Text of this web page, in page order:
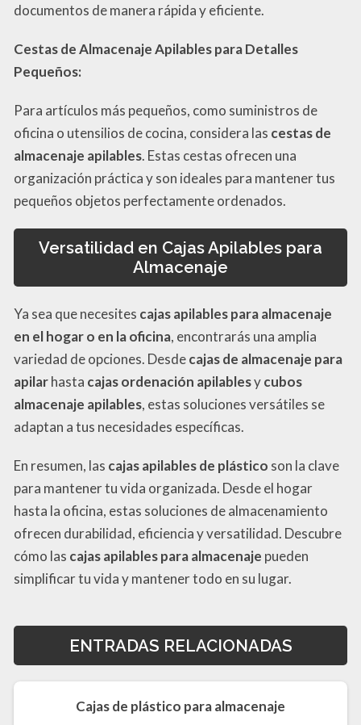
documentos de manera rápida y eficiente.
Cestas de Almacenaje Apilables para Detalles
Pequeños:
Para artículos más pequeños, como suministros de
oficina o utensilios de cocina, considera las cestas de
almacenaje apilables. Estas cestas ofrecen una
organización práctica y son ideales para mantener tus
pequeños objetos perfectamente ordenados.
Versatilidad en Cajas Apilables para
Almacenaje
Ya sea que necesites cajas apilables para almacenaje
en el hogar o en la oficina, encontrarás una amplia
variedad de opciones. Desdecajas de almacenaje para
apilarhasta cajas ordenación apilablesycubos
almacenaje apilables, estas soluciones versátiles se
adaptan a tus necesidades específicas.
En resumen, las cajas apilables de plástico son la clave
para mantener tu vida organizada. Desde el hogar
hasta la oficina, estas soluciones de almacenamiento
ofrecen durabilidad, eficiencia y versatilidad. Descubre
cómo las cajas apilables para almacenaje pueden
simplificar tu vida y mantener todo en su lugar.
ENTRADAS RELACIONADAS
Cajas de plástico para almacenaje